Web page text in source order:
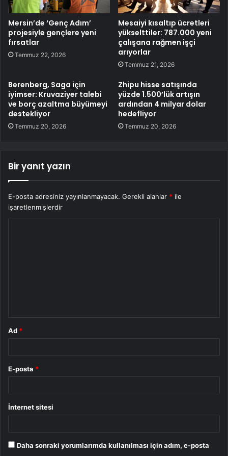
Mersin’de ‘Genç Adım’
projesiyle gençlere yeni
fırsatlar
Temmuz 22, 2026
Mesaiyi kısaltıp ücretleri
yükselttiler: 787.000 yeni
çalışana rağmen işçi
arıyorlar
Temmuz 21, 2026
Berenberg, Saga için
iyimser: Kruvaziyer talebi
ve borç azaltma büyümeyi
destekliyor
Temmuz 20, 2026
Zhipu hisse satışında
yüzde 1.500’lük artışın
ardından 4 milyar dolar
hedefliyor
Temmuz 20, 2026
Bir yanıt yazın
E-posta adresiniz yayınlanmayacak. Gerekli alanlar * ile
işaretlenmişlerdir
Ad *
E-posta *
İnternet sitesi
Daha sonraki yorumlarımda kullanılması için adım, e-posta